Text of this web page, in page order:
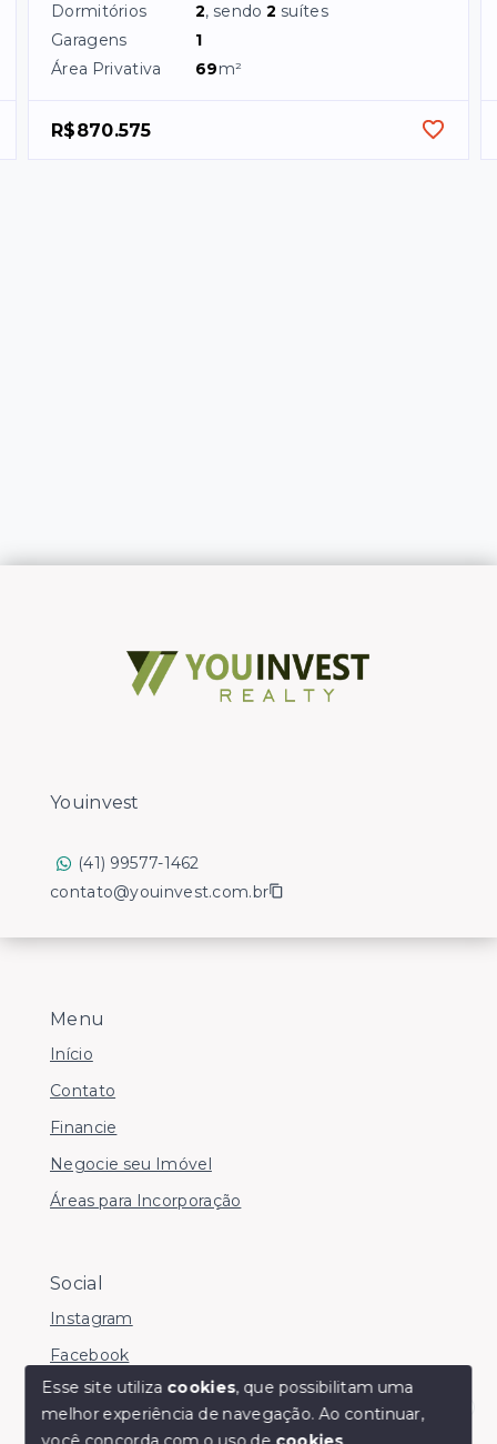
Dormitórios 2, sendo2 suítes
Garagens
1
Área Privativa
69m²
R$870.575
Olá! somos da Linkmob, como podemos ajudar?
Menu
Início
Contato
Financie
Negocie seu Imóvel
Áreas para Incorporação
Social
Instagram
Facebook
Youinvest
(41) 99577-1462
contato@youinvest.com.br
Esse site utiliza cookies, que possibilitam uma
melhor experiência de navegação.Ao continuar,